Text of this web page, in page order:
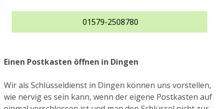
01579-2508780
Einen Postkasten öffnen in Dingen
Wir als Schlüsseldienst in Dingen können uns vorstellen,
wie nervig es sein kann, wenn der eigene Postkasten auf